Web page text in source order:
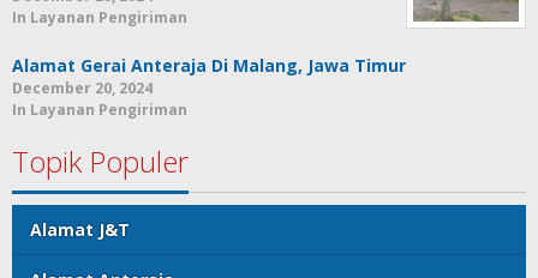
In Layanan Pengiriman
Alamat Gerai Anteraja Di Malang, Jawa Timur
December 20, 2024
In Layanan Pengiriman
Topik Populer
Alamat J&T